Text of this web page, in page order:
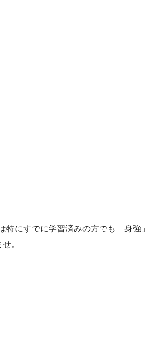
にすでに学習済みの方でも「身強」
。